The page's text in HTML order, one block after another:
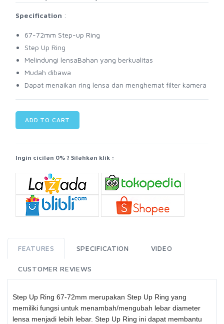
Specification :
67-72mm Step-up Ring
Step Up Ring
Melindungi lensaBahan yang berkualitas
Mudah dibawa
Dapat menaikan ring lensa dan menghemat filter kamera
ADD TO CART
Ingin cicilan 0% ? Silahkan klik :
FEATURES SPECIFICATION VIDEO
CUSTOMER REVIEWS
Step Up Ring 67-72mm merupakan Step Up Ring yang
memiliki fungsi untuk menambah/mengubah lebar diameter
lensa menjadi lebih lebar. Step Up Ring ini dapat membantu